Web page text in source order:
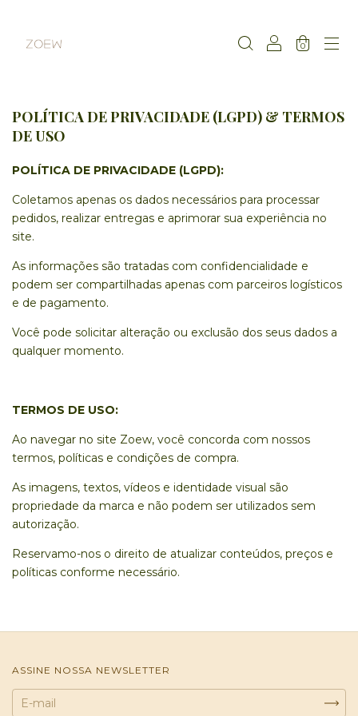
0
POLÍTICA DE PRIVACIDADE (LGPD) & TERMOS
DE USO
POLÍTICA DE PRIVACIDADE (LGPD):
Coletamos apenas os dados necessários para processar
pedidos, realizar entregas e aprimorar sua experiência no
site.
As informações são tratadas com confidencialidade e
podem ser compartilhadas apenas com parceiros logísticos
e de pagamento.
Você pode solicitar alteração ou exclusão dos seus dados a
qualquer momento.
TERMOS DE USO:
Ao navegar no site Zoew, você concorda com nossos
termos, políticas e condições de compra.
As imagens, textos, vídeos e identidade visual são
propriedade da marca e não podem ser utilizados sem
autorização.
Reservamo-nos o direito de atualizar conteúdos, preços e
políticas conforme necessário.
ASSINE NOSSA NEWSLETTER